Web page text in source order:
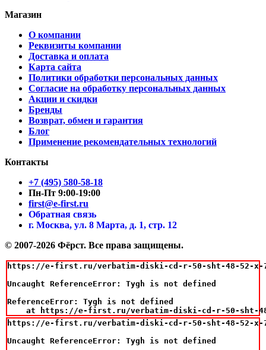
Магазин
О компании
Реквизиты компании
Доставка и оплата
Карта сайта
Политики обработки персональных данных
Согласие на обработку персональных данных
Акции и скидки
Бренды
Возврат, обмен и гарантия
Блог
Применение рекомендательных технологий
Контакты
+7 (495) 580-58-18
Пн-Пт 9:00-19:00
first@e-first.ru
Обратная связь
г. Москва, ул. 8 Марта, д. 1, стр. 12
© 2007-2026 Фёрст. Все права защищены.
https://e-first.ru/verbatim-diski-cd-r-50-sht-48-52-x-
Uncaught ReferenceError: Tygh is not defined
ReferenceError: Tygh is not defined
at https://e-first.ru/verbatim-diski-cd-r-50-sht-
https://e-first.ru/verbatim-diski-cd-r-50-sht-48-52-x-
Uncaught ReferenceError: Tygh is not defined